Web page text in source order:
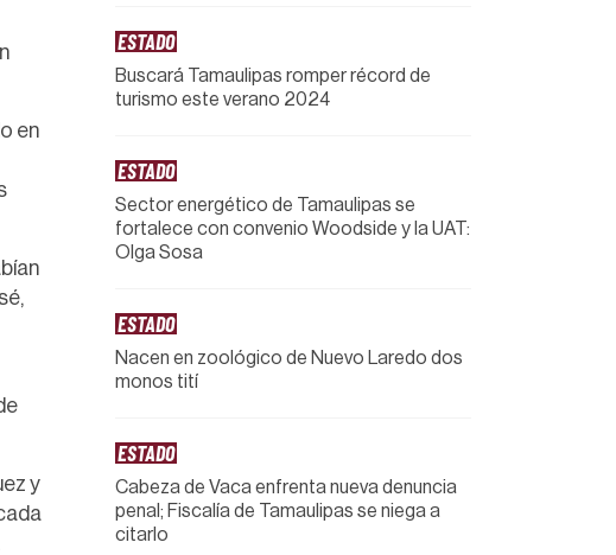
en
y
ESTADO
Buscará Tamaulipas romper récord de
turismo este verano 2024
ESTADO
Sector energético de Tamaulipas se
fortalece con convenio Woodside y la UAT:
Olga Sosa
ESTADO
Nacen en zoológico de Nuevo Laredo dos
monos tití
ESTADO
Cabeza de Vaca enfrenta nueva denuncia
penal; Fiscalía de Tamaulipas se niega a
citarlo